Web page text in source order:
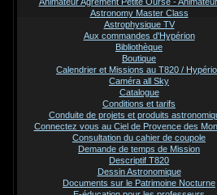
Astronomy Master Class
Astrophysique TV
Aux commandes d'Hypérion
Bibliothèque
Boutique
Calendrier et Missions au T820 /
Caméra all Sky
Catalogue
Conditions et tarifs
Conduite de projets et produits
Connectez vous au Ciel de Provence des
Consultation du cahier de coupole
Demande de temps de Mission
Descriptif T820
Dessin Astronomique
Documents sur le Patrimoine Nocturne